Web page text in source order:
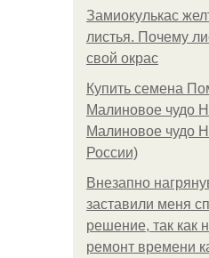
Замиокулькас
листья. Почему
свой окрас
Купить семена
Малиновое чудо
Малиновое чудо
России)
Внезапно
заставили меня
решение, так как
ремонт времени